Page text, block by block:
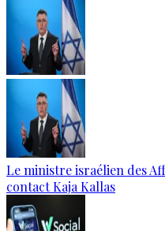
Le ministre israélien des
contact Kaja Kallas